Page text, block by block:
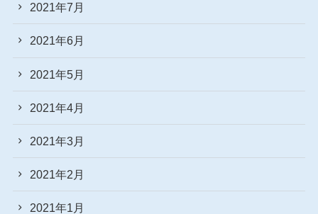
2021年7月
2021年6月
2021年5月
2021年4月
2021年3月
2021年2月
2021年1月